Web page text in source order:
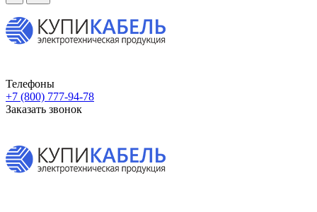
Телефоны
+7 (800) 777-94-78
Заказать звонок